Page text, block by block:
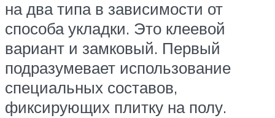
на два типа в зависимости от
способа укладки. Это клеевой
вариант и замковый. Первый
подразумевает использование
специальных составов,
фиксирующих плитку на полу.